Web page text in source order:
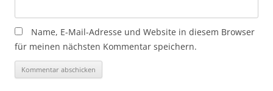
Name, E-Mail-Adresse und Website in diesem Browser
für meinen nächsten Kommentar speichern.